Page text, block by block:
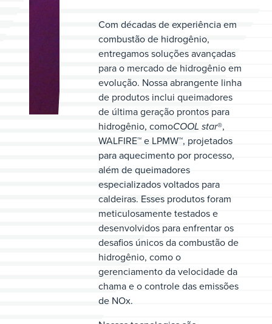
Com décadas de experiência em
combustão de hidrogênio,
entregamos soluções avançadas
para o mercado de hidrogênio em
evolução. Nossa abrangente linha
de produtos inclui queimadores
de última geração prontos para
hidrogênio, comoCOOL star®,
WALFIRE™ e LPMW™, projetados
para aquecimento por processo,
além de queimadores
especializados voltados para
caldeiras. Esses produtos foram
meticulosamente testados e
desenvolvidos para enfrentar os
desafios únicos da combustão de
hidrogênio, como o
gerenciamento da velocidade da
chama e o controle das emissões
de NOx.